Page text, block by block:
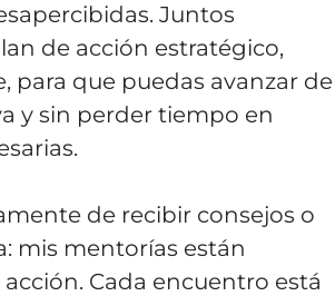
Juntos
de acción estratégico,
para que puedas avanzar de
y sin perder tiempo en
de recibir consejos o
mis mentorías están
Cada encuentro está